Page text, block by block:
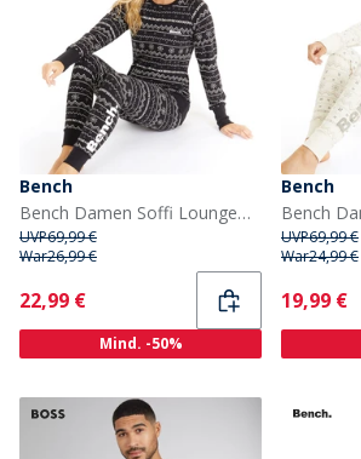
Bench
Bench Damen Soffi Loungewear Set Schwarz Fairisle
UVP69,99 €
War26,99 €
Current
22,99 €
Mind. -50%
Bench
UVP69,99 €
War24,99 €
Current
19,99 €